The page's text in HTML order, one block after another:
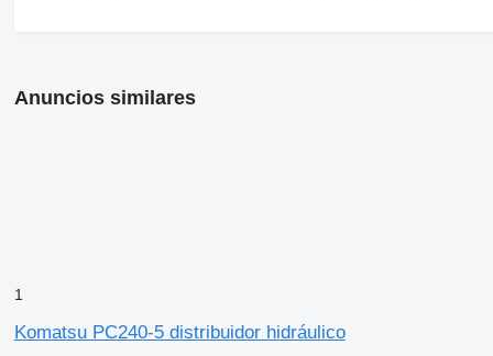
Anuncios similares
1
Komatsu PC240-5 distribuidor hidráulico